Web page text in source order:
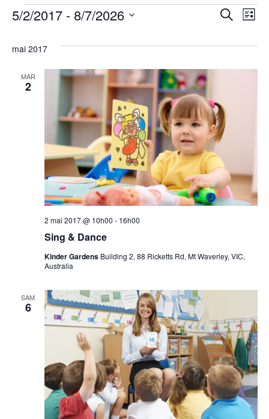
Évènements
et
de
vues
Recherche
Liste
5/2/2017 - 8/7/2026
une
mai 2017
MAR
2
Sing & Dance
2 mai 2017 @ 10h00 - 16h00
Kinder Gardens Building 2, 88 Ricketts Rd, Mt Waverley, VIC,
Australia
SAM
6